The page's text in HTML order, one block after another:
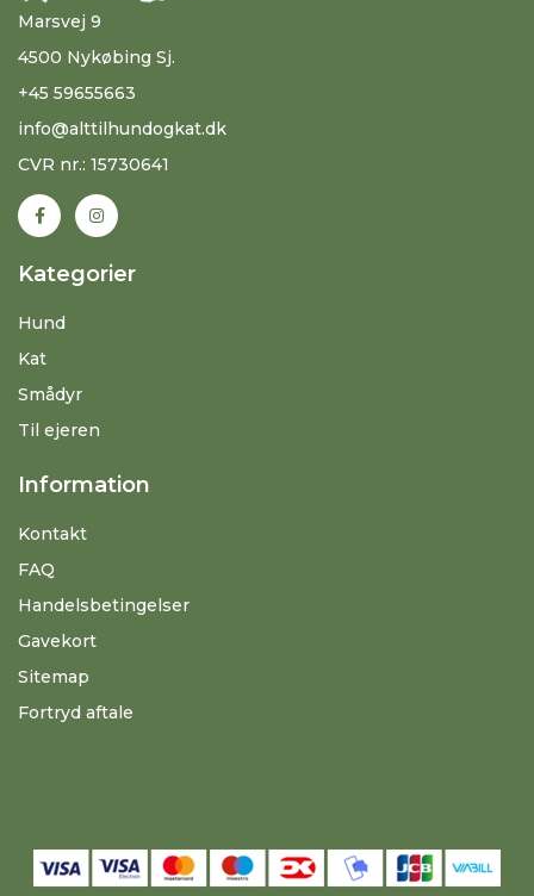
Marsvej 9
4500 Nykøbing Sj.
+45 59655663
info@alttilhundogkat.dk
CVR nr.: 15730641
Kategorier
Hund
Kat
Smådyr
Til ejeren
Information
Kontakt
FAQ
Handelsbetingelser
Gavekort
Sitemap
Fortryd aftale